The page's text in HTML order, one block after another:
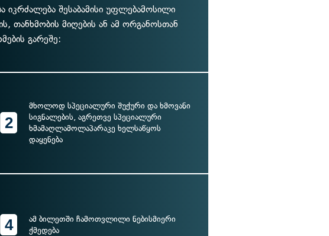
შესაბამისი უფლებამოსილი
თანხმობის მიღების ან ამ ორგანოსთან
გარეშე:
2
მხოლოდ სპეციალური შუქური და ხმოვანი
სიგნალების, აგრეთვე სპეციალური
ხმამაღლამოლაპარაკე ხელსაწყოს
დაყენება
4
ამ ბილეთში ჩამოთვლილი ნებისმიერი
ქმედება